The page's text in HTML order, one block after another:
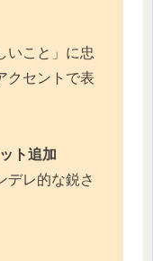
いこと」に忠
クセントで表
ト追加
レ的な鋭さ